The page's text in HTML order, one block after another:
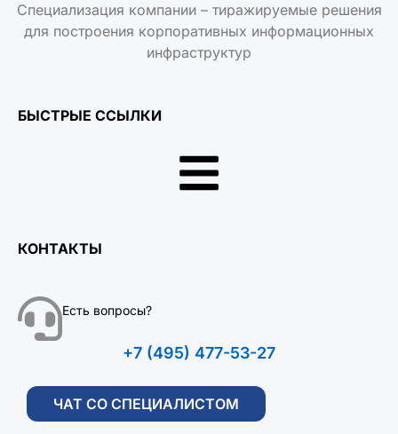
Специализация компании – тиражируемые решения
для построения корпоративных информационных
инфраструктур
БЫСТРЫЕ ССЫЛКИ
КОНТАКТЫ
Есть вопросы?
+7 (495) 477-53-27
ЧАТ СО СПЕЦИАЛИСТОМ